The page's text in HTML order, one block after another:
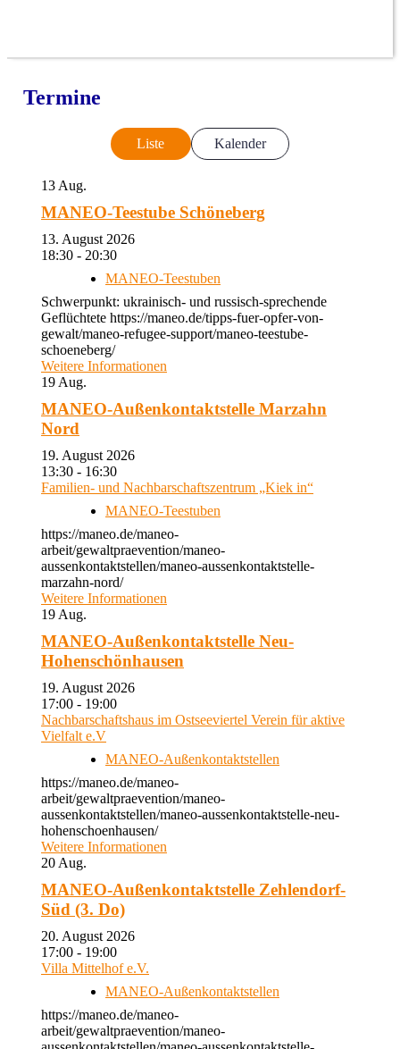
Termine
Liste Kalender
13 Aug.
MANEO-Teestube Schöneberg
13. August 2026
18:30 - 20:30
MANEO-Teestuben
Schwerpunkt: ukrainisch- und russisch-sprechende
Geflüchtete https://maneo.de/tipps-fuer-opfer-von-
gewalt/maneo-refugee-support/maneo-teestube-
schoeneberg/
Weitere Informationen
19 Aug.
MANEO-Außenkontaktstelle Marzahn
Nord
19. August 2026
13:30 - 16:30
Familien- und Nachbarschaftszentrum „Kiek in“
MANEO-Teestuben
https://maneo.de/maneo-
arbeit/gewaltpraevention/maneo-
aussenkontaktstellen/maneo-aussenkontaktstelle-
marzahn-nord/
Weitere Informationen
19 Aug.
MANEO-Außenkontaktstelle Neu-
Hohenschönhausen
19. August 2026
17:00 - 19:00
Nachbarschaftshaus im Ostseeviertel Verein für aktive
Vielfalt e.V
MANEO-Außenkontaktstellen
https://maneo.de/maneo-
arbeit/gewaltpraevention/maneo-
aussenkontaktstellen/maneo-aussenkontaktstelle-neu-
hohenschoenhausen/
Weitere Informationen
20 Aug.
MANEO-Außenkontaktstelle Zehlendorf-
Süd (3. Do)
20. August 2026
17:00 - 19:00
Villa Mittelhof e.V.
MANEO-Außenkontaktstellen
https://maneo.de/maneo-
arbeit/gewaltpraevention/maneo-